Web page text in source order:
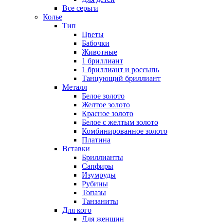
Все серьги
Колье
Тип
Цветы
Бабочки
Животные
1 бриллиант
1 бриллиант и россыпь
Танцующий бриллиант
Металл
Белое золото
Желтое золото
Красное золото
Белое с желтым золото
Комбинированное золото
Платина
Вставки
Бриллианты
Сапфиры
Изумруды
Рубины
Топазы
Танзаниты
Для кого
Для женщин